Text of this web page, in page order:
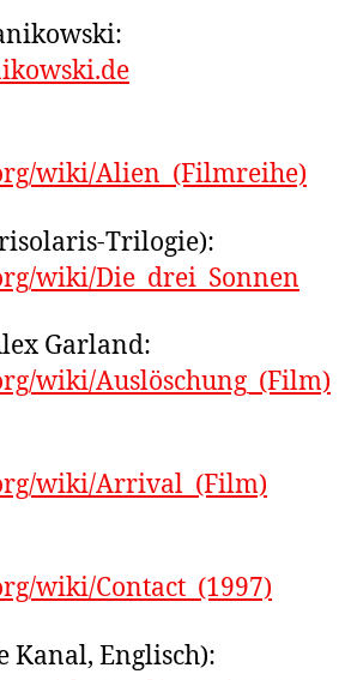
wiki/Alien_(Filmreihe)
Trilogie):
wiki/Die_drei_Sonnen
Garland:
wiki/Auslöschung_(Film)
wiki/Arrival_(Film)
wiki/Contact_(1997)
Kanal, Englisch):